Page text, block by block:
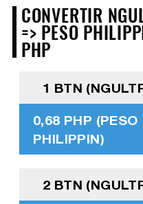
CONVERTIR
=> PESO
PHP
1 BTN
0,68 PHP (PESO
PHILIPPIN)
2 BTN